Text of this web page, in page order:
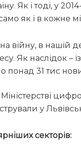
Як і тоді, у
як і в кожне
війну, в нашій
Як наслідок –
понад 31 тис
у
секторів: